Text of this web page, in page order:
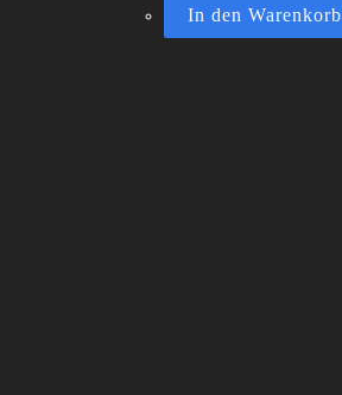
In den Warenkorb